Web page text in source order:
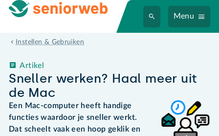
Menu
Instellen & Gebruiken
Sneller werken? Haal meer uit
de Mac
Artikel
Een Mac-computer heeft handige
functies waardoor je sneller werkt.
Dat scheelt vaak een hoop geklik en